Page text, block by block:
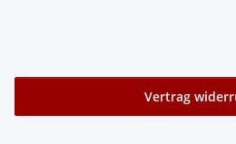
Vertrag